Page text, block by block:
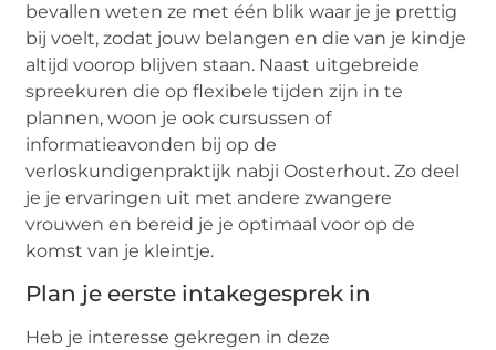
bevallen weten ze met één blik waar je je prettig
bij voelt, zodat jouw belangen en die van je kindje
altijd voorop blijven staan. Naast uitgebreide
spreekuren die op flexibele tijden zijn in te
plannen, woon je ook cursussen of
informatieavonden bij op de
verloskundigenpraktijk nabji Oosterhout. Zo deel
je je ervaringen uit met andere zwangere
vrouwen en bereid je je optimaal voor op de
komst van je kleintje.
Plan je eerste intakegesprek in
Heb je interesse gekregen in deze